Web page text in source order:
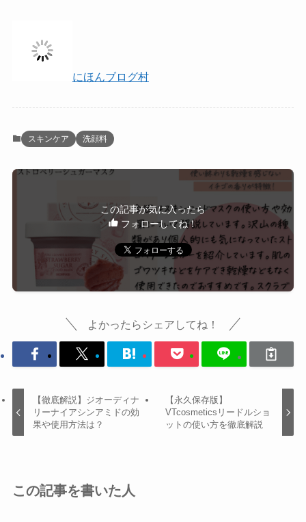
にほんブログ村
スキンケア 洗顔料
この記事が気に入ったら
フォローしてね！
よかったらシェアしてね！
【徹底解説】ジオーディナ
リーナイアシンアミドの効
果や使用方法は？
【永久保存版】
VTcosmeticsリードルショ
ットの使い方を徹底解説
この記事を書いた人